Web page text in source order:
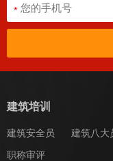
*
建筑培训
建筑安全员 建筑八大
职称审评